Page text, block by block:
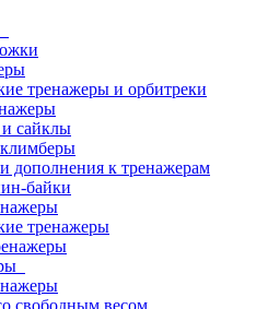
тренажеры и орбитреки
сайклы
дополнения к тренажерам
байки
тренажеры
свободным весом